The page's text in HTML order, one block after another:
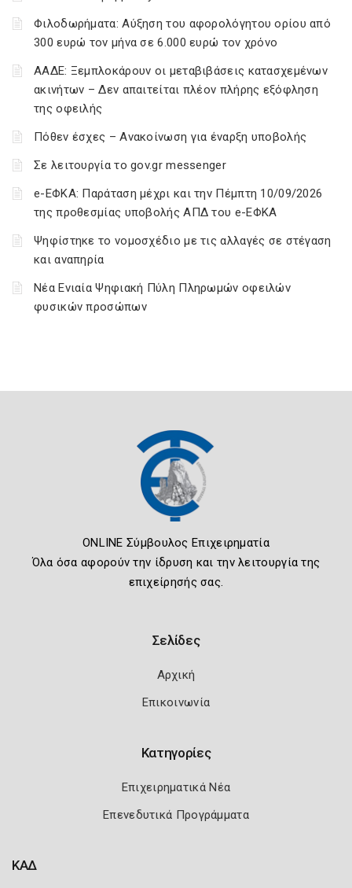
Φιλοδωρήματα: Αύξηση του αφορολόγητου ορίου από
300 ευρώ τον μήνα σε 6.000 ευρώ τον χρόνο
ΑΑΔΕ: Ξεμπλοκάρουν οι μεταβιβάσεις κατασχεμένων
ακινήτων – Δεν απαιτείται πλέον πλήρης εξόφληση
της οφειλής
Πόθεν έσχες – Ανακοίνωση για έναρξη υποβολής
Σε λειτουργία το gov.gr messenger
e-ΕΦΚΑ: Παράταση μέχρι και την Πέμπτη 10/09/2026
της προθεσμίας υποβολής ΑΠΔ του e-ΕΦΚΑ
Ψηφίστηκε το νομοσχέδιο με τις αλλαγές σε στέγαση
και αναπηρία
Νέα Ενιαία Ψηφιακή Πύλη Πληρωμών οφειλών
φυσικών προσώπων
ONLINE Σύμβουλος Επιχειρηματία
Όλα όσα αφορούν την ίδρυση και την λειτουργία της
επιχείρησής σας.
Σελίδες
Αρχική
Επικοινωνία
Κατηγορίες
Επιχειρηματικά Νέα
Επενεδυτικά Προγράμματα
ΚΑΔ